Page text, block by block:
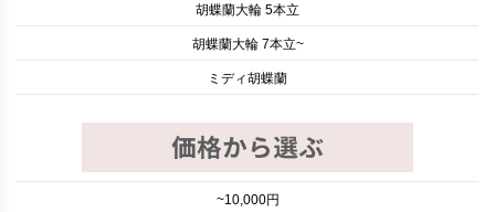
胡蝶蘭大輪 5本立
胡蝶蘭大輪 7本立~
ミディ胡蝶蘭
~10,000円